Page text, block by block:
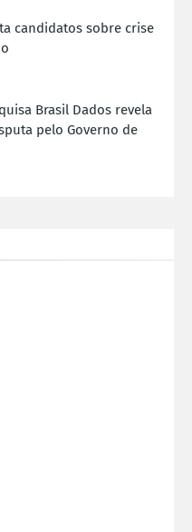
candidatos sobre crise
Brasil Dados revela
pelo Governo de